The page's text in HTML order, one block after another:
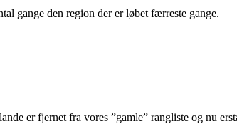
gange den region der er løbet færreste gange.
er fjernet fra vores ”gamle” rangliste og nu